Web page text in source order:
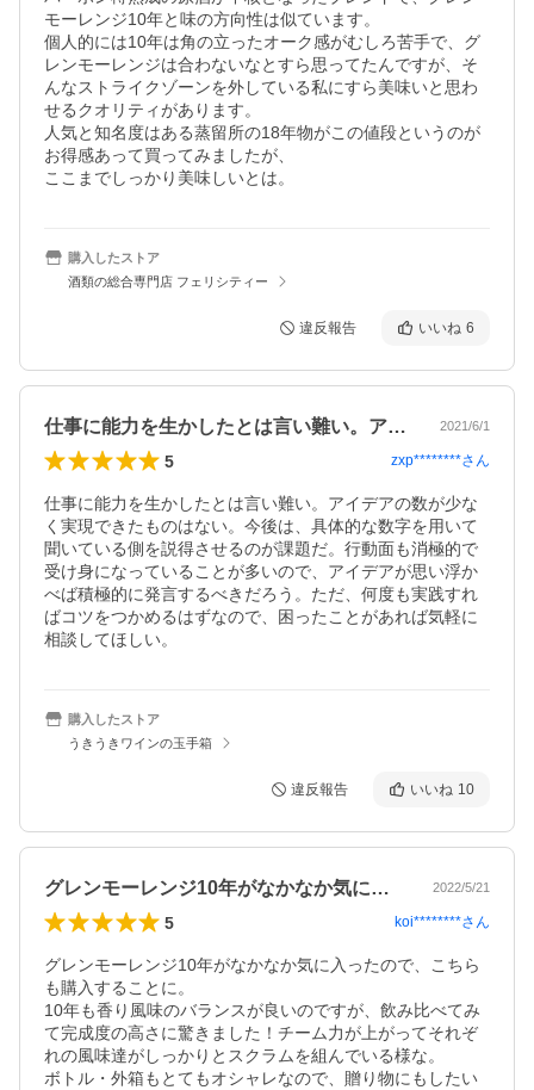
モーレンジ10年と味の方向性は似ています。
個人的には10年は角の立ったオーク感がむしろ苦手で、グ
レンモーレンジは合わないなとすら思ってたんですが、そ
んなストライクゾーンを外している私にすら美味いと思わ
せるクオリティがあります。
人気と知名度はある蒸留所の18年物がこの値段というのが
お得感あって買ってみましたが、
ここまでしっかり美味しいとは。
購入したストア
酒類の総合専門店 フェリシティー
違反報告 いいね 6
仕事に能力を生かしたとは言い難い。アイ… 2021/6/1
5 zxp********さん
仕事に能力を生かしたとは言い難い。アイデアの数が少な
く実現できたものはない。今後は、具体的な数字を用いて
聞いている側を説得させるのが課題だ。行動面も消極的で
受け身になっていることが多いので、アイデアが思い浮か
べば積極的に発言するべきだろう。ただ、何度も実践すれ
ばコツをつかめるはずなので、困ったことがあれば気軽に
相談してほしい。
購入したストア
うきうきワインの玉手箱
違反報告 いいね 10
グレンモーレンジ10年がなかなか気に入… 2022/5/21
5 koi********さん
グレンモーレンジ10年がなかなか気に入ったので、こちら
も購入することに。
10年も香り風味のバランスが良いのですが、飲み比べてみ
て完成度の高さに驚きました！チーム力が上がってそれぞ
れの風味達がしっかりとスクラムを組んでいる様な。
ボトル・外箱もとてもオシャレなので、贈り物にもしたい